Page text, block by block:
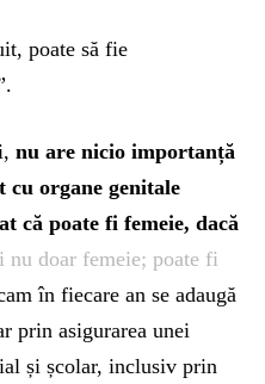
poate să fie
nu are nicio importanță
cu organe genitale
că poate fi femeie, dacă
nu doar femeie; poate fi
în fiecare an se adaugă
prin asigurarea unei
și școlar, inclusiv prin